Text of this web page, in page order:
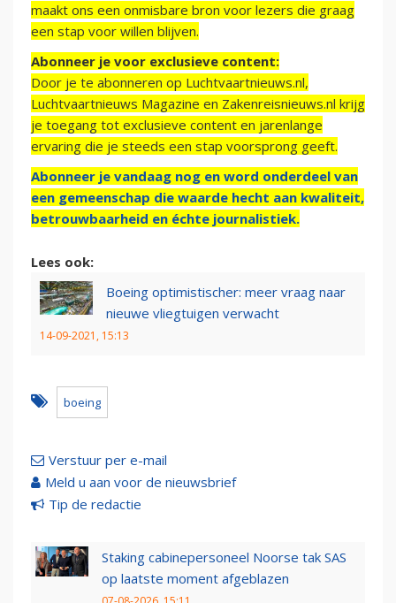
maakt ons een onmisbare bron voor lezers die graag
een stap voor willen blijven.
Abonneer je voor exclusieve content:
Door je te abonneren op Luchtvaartnieuws.nl,
Luchtvaartnieuws Magazine en Zakenreisnieuws.nl krijg
je toegang tot exclusieve content en jarenlange
ervaring die je steeds een stap voorsprong geeft.
Abonneer je vandaag nog en word onderdeel van
een gemeenschap die waarde hecht aan kwaliteit,
betrouwbaarheid en échte journalistiek.
Lees ook:
Boeing optimistischer: meer vraag naar
nieuwe vliegtuigen verwacht
14-09-2021, 15:13
boeing
Verstuur per e-mail
Meld u aan voor de nieuwsbrief
Tip de redactie
Staking cabinepersoneel Noorse tak SAS
op laatste moment afgeblazen